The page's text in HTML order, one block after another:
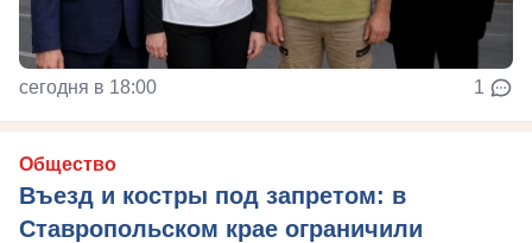
сегодня в 18:00 1
Общество
Въезд и костры под запретом: в
Ставропольском крае ограничили